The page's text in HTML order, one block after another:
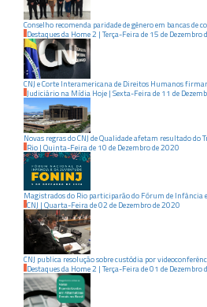
Conselho recomenda paridade de gênero em bancas de
Destaques da Home 2 | Terça-Feirade 15 de Dezembro
CNJ e Corte Interamericana de Direitos Humanos
Judiciário na Mídia Hoje | Sexta-Feirade 11 de
Novas regras do CNJ de Qualidade afetam resultado do
Rio | Quinta-Feirade 10 de Dezembrode2020
Magistrados do Rio participarão do Fórum de Infância
CNJ | Quarta-Feirade02 de Dezembrode2020
CNJ publica resolução sobre custódia por
Destaques da Home 2 | Terça-Feirade01 de Dezembro